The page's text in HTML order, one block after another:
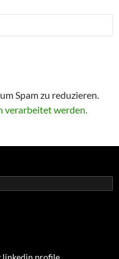
Spam zu reduzieren.
verarbeitet werden.